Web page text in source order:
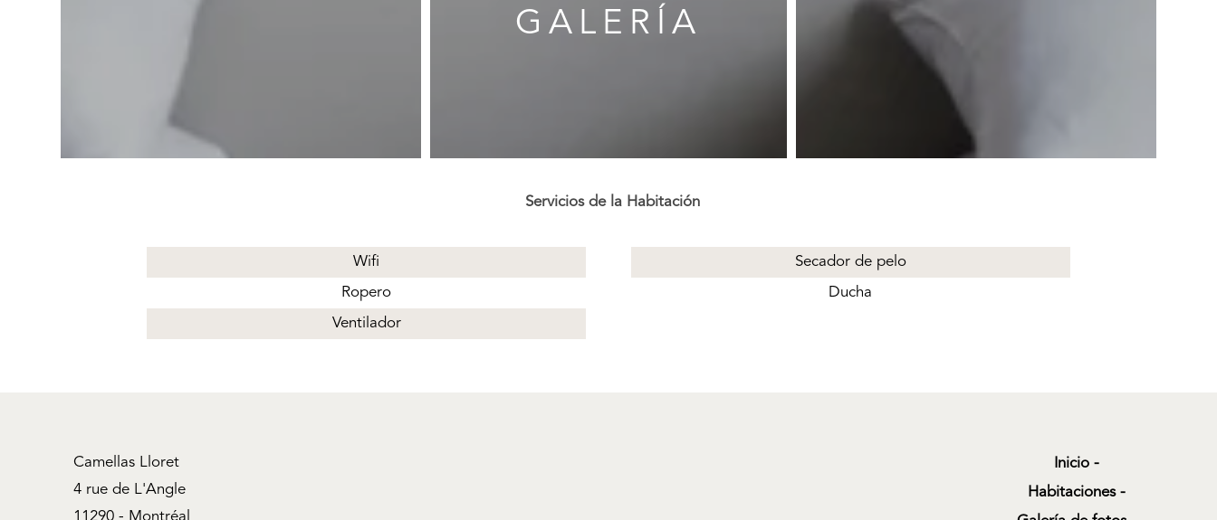
GALERÍA
Servicios de la Habitación
Wifi
Ropero
Ventilador
Secador de pelo
Ducha
Camellas Lloret
4 rue de L'Angle
Inicio
Habitaciones